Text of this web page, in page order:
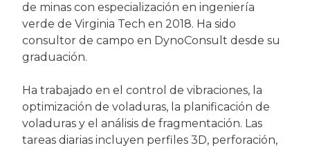
de minas con especialización en ingeniería
verde de Virginia Tech en 2018. Ha sido
consultor de campo en DynoConsult desde su
graduación.
Ha trabajado en el control de vibraciones, la
optimización de voladuras, la planificación de
voladuras y el análisis de fragmentación. Las
tareas diarias incluyen perfiles 3D, perforación,